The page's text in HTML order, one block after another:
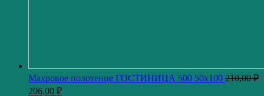
Махровое полотенце ГОСТИНИЦА 500 50x100 210,00₽
206,00 ₽